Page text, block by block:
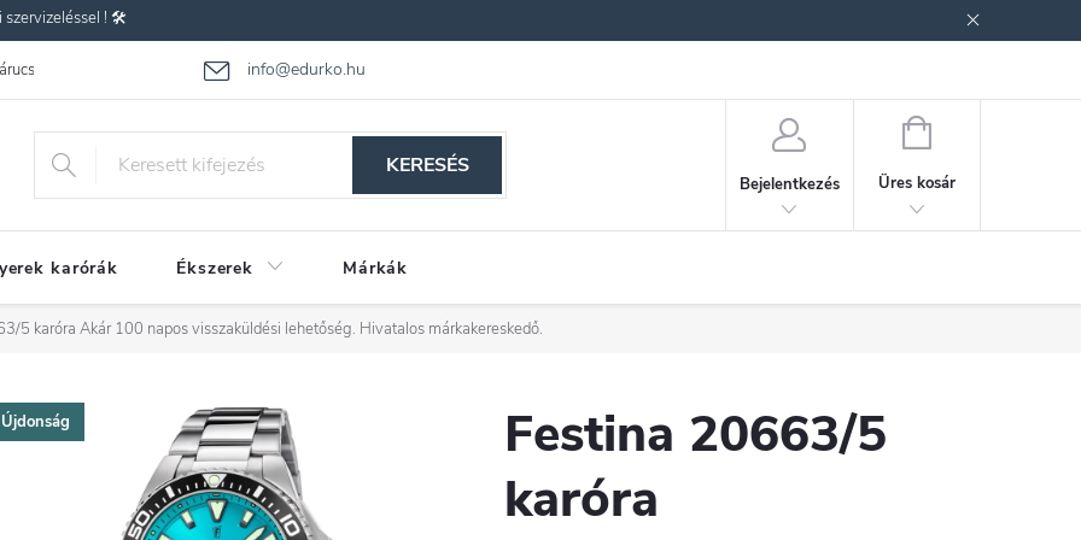
szervizeléssel ! 🛠️
info@edurko.hu
Gyakran ismételt kérdések
KERESÉS
Bejelentkezés
KOSÁR
Üres kosár
karórák Ékszerek Márkák
5 karóra Akár 100 napos visszaküldési lehetőség. Hivatalos márkakereskedő.
Újdonság
Festina 20663/5
karóra